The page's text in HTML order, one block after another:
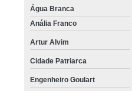
Água Branca
Anália Franco
Artur Alvim
Cidade Patriarca
Engenheiro Goulart